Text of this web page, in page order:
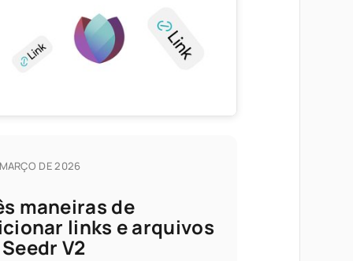
DE 2026
maneiras de
links e arquivos
V2